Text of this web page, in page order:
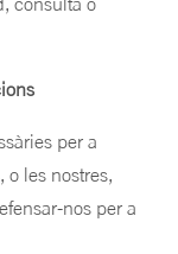
per a
o les nostres,
nos per a